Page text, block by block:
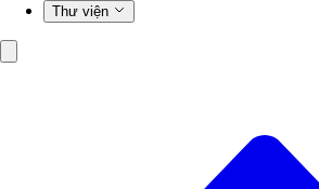
Thư viện